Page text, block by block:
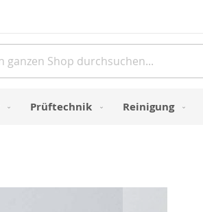
Prüftechnik Reinigung